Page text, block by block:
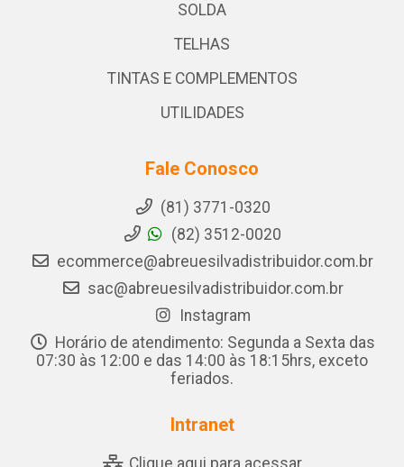
SOLDA
TELHAS
TINTAS E COMPLEMENTOS
UTILIDADES
Fale Conosco
(81) 3771-0320
(82) 3512-0020
ecommerce@abreuesilvadistribuidor.com.br
sac@abreuesilvadistribuidor.com.br
Instagram
Horário de atendimento: Segunda a Sexta das
07:30 às 12:00 e das 14:00 às 18:15hrs, exceto
feriados.
Intranet